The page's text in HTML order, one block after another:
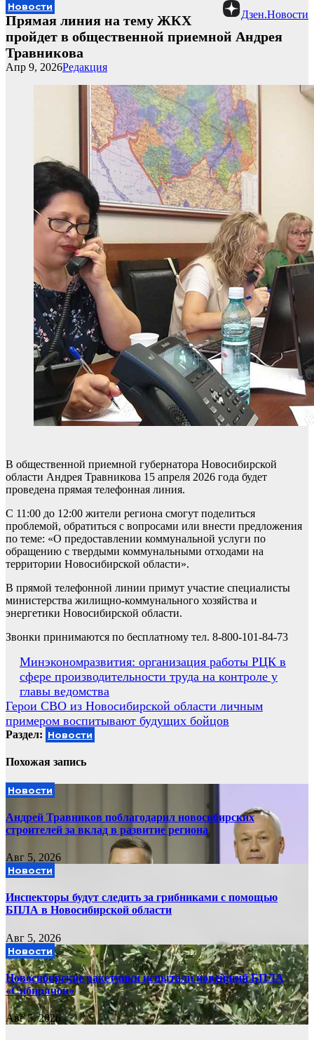
Дзен.Новости
Новости
Прямая линия на тему ЖКХ
пройдет в общественной приемной Андрея
Травникова
Редакция
Апр 9, 2026
В общественной приемной губернатора Новосибирской
области Андрея Травникова 15 апреля 2026 года будет
проведена прямая телефонная линия.
С 11:00 до 12:00 жители региона смогут поделиться
проблемой, обратиться с вопросами или внести предложения
по теме: «О предоставлении коммунальной услуги по
обращению с твердыми коммунальными отходами на
территории Новосибирской области».
В прямой телефонной линии примут участие специалисты
министерства жилищно-коммунального хозяйства и
энергетики Новосибирской области.
Звонки принимаются по бесплатному тел. 8-800-101-84-73
Навигация
по
записям
Минэкономразвития: организация работы РЦК в
сфере производительности труда на контроле у
главы ведомства
Герои СВО из Новосибирской области личным
примером воспитывают будущих бойцов
Раздел: Новости
Похожая запись
Новости
Андрей Травников поблагодарил новосибирских
строителей за вклад в развитие региона
Авг 5, 2026
Новости
Инспекторы будут следить за грибниками с помощью
БПЛА в Новосибирской области
Авг 5, 2026
Новости
Новосибирские ракетчики испытали новейший БПЛА
«Сибирячок»
Авг 5, 2026